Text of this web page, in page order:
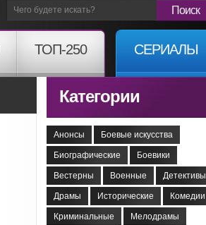
Поиск
ТОП-250 СЕРИАЛЫ
Категории
Анонсы Боевые искусства
Биографические Боевики
Вестерны Военные Детективы
Драмы Исторические Комедии
Криминальные Мелодрамы